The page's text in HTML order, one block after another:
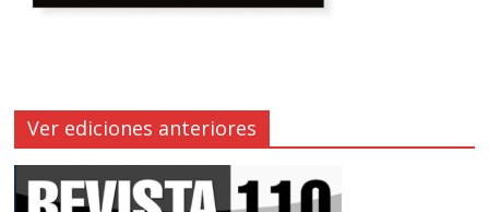
Ver ediciones anteriores